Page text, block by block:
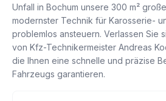
Unfall in Bochum unsere 300 m²
modernster Technik für Karosserie-
problemlos ansteuern. Verlassen Sie
von Kfz-Technikermeister Andreas
die Ihnen eine schnelle und präzise
Fahrzeugs garantieren.